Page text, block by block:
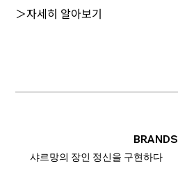
＞자세히 알아보기
BRANDS
샤르망의 장인 정신을 구현하다